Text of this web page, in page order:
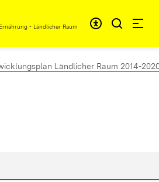
- Ländlicher Raum
Ländlicher Raum 2014-